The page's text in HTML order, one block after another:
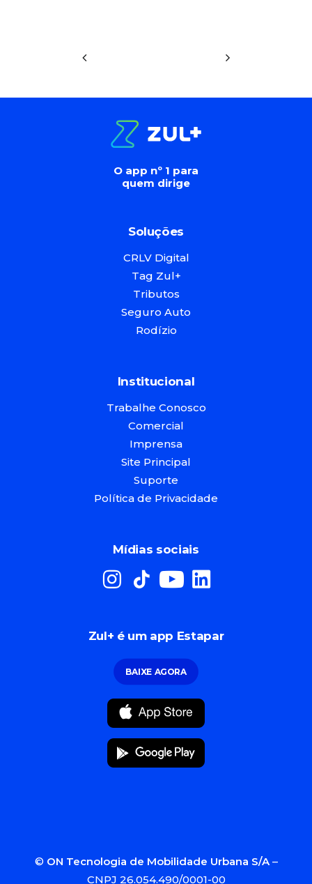
O app nº 1 para
quem dirige
Soluções
CRLV Digital
Tag Zul+
Tributos
Seguro Auto
Rodízio
Institucional
Trabalhe Conosco
Comercial
Imprensa
Site Principal
Suporte
Política de Privacidade
Mídias sociais
Zul+ é um app Estapar
BAIXE AGORA
© ON Tecnologia de Mobilidade Urbana S/A–
CNPJ 26.054.490/0001-00